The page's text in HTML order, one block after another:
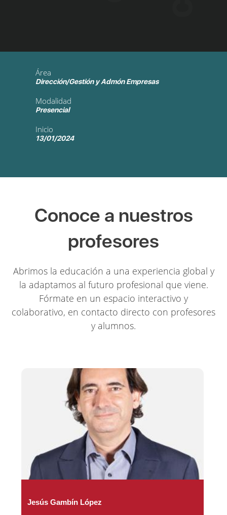
Área
Dirección/Gestión y Admón Empresas
Modalidad
Presencial
Inicio
13/01/2024
Conoce a nuestros
profesores
Abrimos la educación a una experiencia global y
la adaptamos al futuro profesional que viene.
Fórmate en un espacio interactivo y
colaborativo, en contacto directo con profesores
y alumnos.
Jesús Gambín López